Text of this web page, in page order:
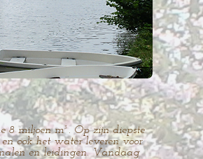
8 miljoen m³. Op zijn diepste
ook het water leveren voor
en leidingen. Vandaag